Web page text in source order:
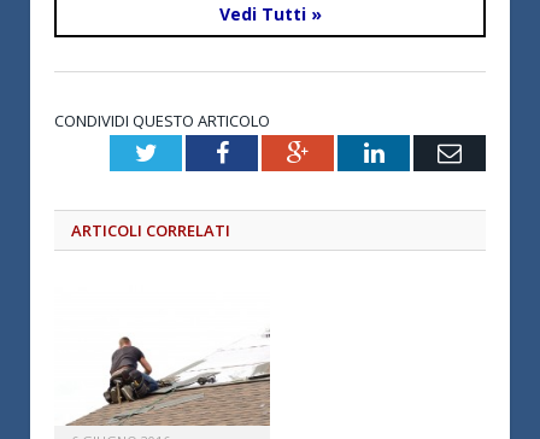
Vedi Tutti »
CONDIVIDI QUESTO ARTICOLO
TwitterFacebookGoogle+LinkedInEmail
ARTICOLI CORRELATI